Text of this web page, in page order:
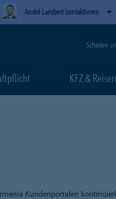
André Lambert kontaktieren
Schäden
KFZ & Reisen
Kundenportalen